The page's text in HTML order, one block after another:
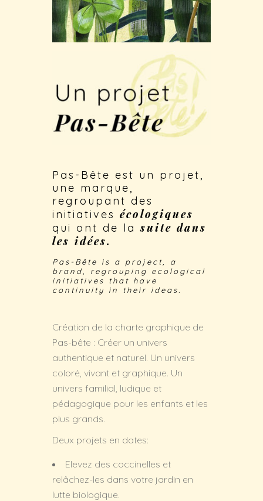
Pas-Bête est un projet,
une marque,
regroupant des
initiatives écologiques
qui ont de lasuite dans
les idées.
Pas-Bête is a project, a
brand, regrouping ecological
initiatives that have
continuity in their ideas.
Création de la charte graphique de
Pas-bête : Créer un univers
authentique et naturel. Un univers
coloré, vivant et graphique. Un
univers familial, ludique et
pédagogique pour les enfants et les
plus grands.
Deux projets en dates:
Elevez des coccinelles et
relâchez-les dans votre jardin en
lutte biologique.